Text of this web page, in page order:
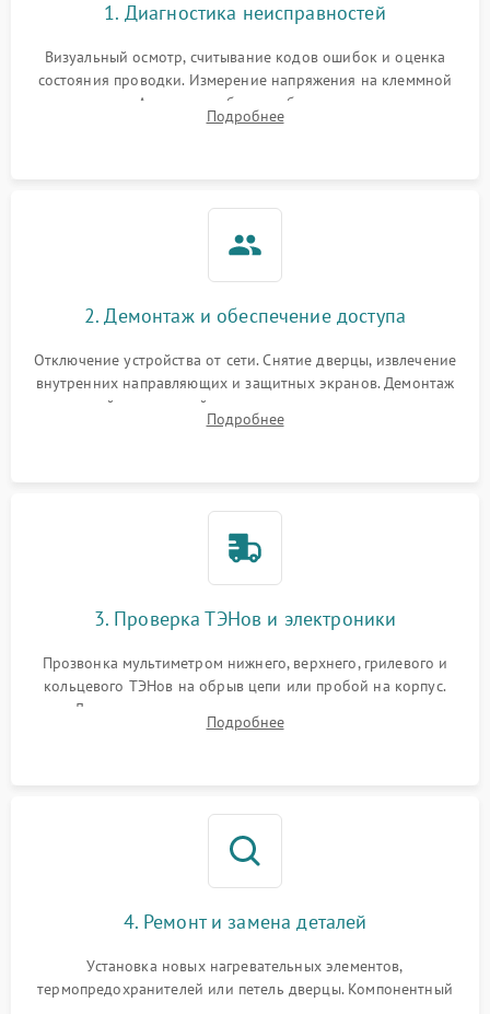
1. Диагностика неисправностей
Визуальный осмотр, считывание кодов ошибок и оценка
состояния проводки. Измерение напряжения на клеммной
колодке. Анализ жалоб на проблемы с нагревом,
конвекцией, панелью управления или блокировкой дверцы.
Подробнее
2. Демонтаж и обеспечение доступа
Отключение устройства от сети. Снятие дверцы, извлечение
внутренних направляющих и защитных экранов. Демонтаж
задней или верхней панели для прямого доступа к
нагревательным элементам, плате и вентиляторам.
Подробнее
3. Проверка ТЭНов и электроники
Прозвонка мультиметром нижнего, верхнего, грилевого и
кольцевого ТЭНов на обрыв цепи или пробой на корпус.
Диагностика термостата, датчиков температуры,
переключателя режимов и мотора конвекции.
Подробнее
4. Ремонт и замена деталей
Установка новых нагревательных элементов,
термопредохранителей или петель дверцы. Компонентный